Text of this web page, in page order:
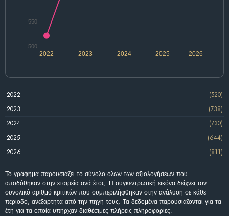
2025
2022 2023 2024 2026
500
550
2022
(520)
2023
(738)
2024
(730)
2025
(644)
2026
(811)
Το γράφημα παρουσιάζει το σύνολο όλων των αξιολογήσεων που
αποδόθηκαν στην εταιρεία ανά έτος. Η συγκεντρωτική εικόνα δείχνει τον
συνολικό αριθμό κριτικών που συμπεριλήφθηκαν στην ανάλυση σε κάθε
περίοδο, ανεξάρτητα από την πηγή τους. Τα δεδομένα παρουσιάζονται για τα
έτη για τα οποία υπήρχαν διαθέσιμες πλήρεις πληροφορίες.